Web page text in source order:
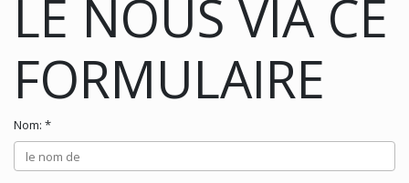
LE NOUS VIA CE
FORMULAIRE
Nom: *